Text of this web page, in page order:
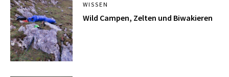
WISSEN
Wild Campen, Zelten und Biwakieren